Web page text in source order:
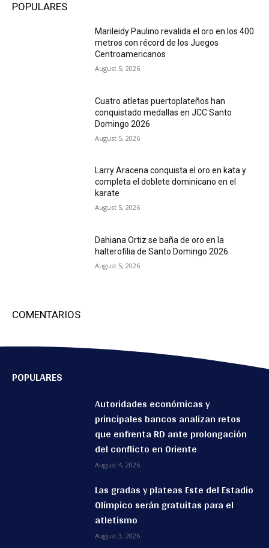
POPULARES
Marileidy Paulino revalida el oro en los 400
metros con récord de los Juegos
Centroamericanos
August 5, 2026
Cuatro atletas puertoplateños han
conquistado medallas en JCC Santo
Domingo 2026
August 5, 2026
Larry Aracena conquista el oro en kata y
completa el doblete dominicano en el
karate
August 5, 2026
Dahiana Ortiz se baña de oro en la
halterofilia de Santo Domingo 2026
August 5, 2026
COMENTARIOS
POPULARES
Autoridades económicas y
principales bancos analizan retos
que enfrenta RD ante prolongación
del conflicto en Oriente
August 4, 2026
Las gradas y plateas Este del Estadio
Olímpico serán gratuitas para el
atletismo
August 3, 2026